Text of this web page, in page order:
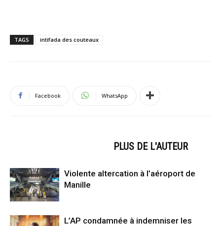
TAGS intifada des couteaux
Facebook WhatsApp
PLUS DE L'AUTEUR
Violente altercation à l’aéroport de
Manille
L’AP condamnée à indemniser les